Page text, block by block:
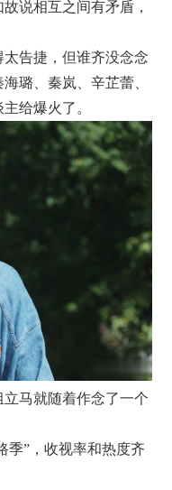
说相互之间有矛盾，
告捷，但谁齐没念念
璐、秦岚、辛芷蕾、
给爆火了。
马就随着作念了一个
季”，收视率和热度齐